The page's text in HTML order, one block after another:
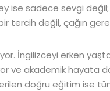
ise sadece sevgi
tercih değil, çağın
İngilizceyi erken
ve akademik hayata
doğru eğitim ise